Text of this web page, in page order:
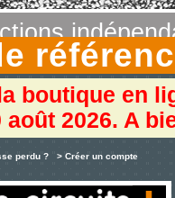
boutique en
août 2026. A
perdu ? > Créer un compte